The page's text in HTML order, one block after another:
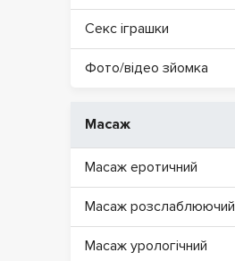
Секс іграшки
Фото/відео зйомка
Масаж
Масаж еротичний
Масаж розслаблюючий
Масаж урологічний